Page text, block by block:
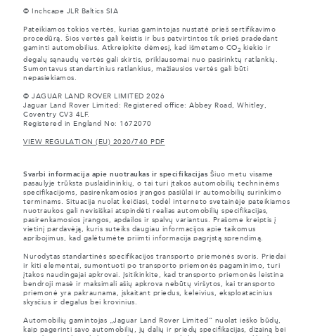
© Inchcape JLR Baltics SIA
Pateikiamos tokios vertės, kurias gamintojas nustatė prieš sertifikavimo
procedūrą. Šios vertės gali keistis ir bus patvirtintos tik prieš pradedant
gaminti automobilius. Atkreipkite dėmesį, kad išmetamo CO2
kiekio ir
degalų sąnaudų vertės gali skirtis, priklausomai nuo pasirinktų ratlankių.
Sumontavus standartinius ratlankius, mažiausios vertės gali būti
nepasiekiamos.
© JAGUAR LAND ROVER LIMITED 2026
Jaguar Land Rover Limited: Registered office: Abbey Road, Whitley,
Coventry CV3 4LF.
Registered in England No: 1672070
VIEW REGULATION (EU) 2020/740 PDF
Svarbi informacija apie nuotraukas ir specifikacijasŠiuo metu visame
pasaulyje trūksta puslaidininkių, o tai turi įtakos automobilių techninėms
specifikacijoms, pasirenkamosios įrangos pasiūlai ir automobilių surinkimo
terminams. Situacija nuolat keičiasi, todėl interneto svetainėje pateikiamos
nuotraukos gali nevisiškai atspindėti realias automobilių specifikacijas,
pasirenkamosios įrangos, apdailos ir spalvų variantus. Prašome kreiptis į
vietinį pardavėją, kuris suteiks daugiau informacijos apie taikomus
apribojimus, kad galėtumėte priimti informacija pagrįstą sprendimą.
Nurodytas standartinės specifikacijos transporto priemonės svoris. Priedai
ir kiti elementai, sumontuoti po transporto priemonės pagaminimo, turi
įtakos naudingajai apkrovai. Įsitikinkite, kad transporto priemonės leistina
bendroji masė ir maksimali ašių apkrova nebūtų viršytos, kai transporto
priemonė yra pakraunama, įskaitant priedus, keleivius, eksploatacinius
skysčius ir degalus bei krovinius.
Automobilių gamintojas „Jaguar Land Rover Limited“ nuolat ieško būdų,
kaip pagerinti savo automobilių, jų dalių ir priedų specifikacijas, dizainą bei